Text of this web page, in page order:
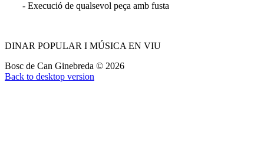
- Execució de qualsevol peça amb fusta
DINAR POPULAR I MÚSICA EN VIU
Bosc de Can Ginebreda © 2026
Back to desktop version